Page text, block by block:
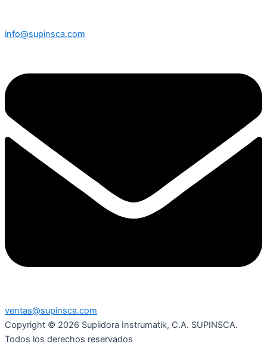
info@supinsca.com
ventas@supinsca.com
Copyright © 2026 Suplidora Instrumatik, C.A. SUPINSCA.
Todos los derechos reservados